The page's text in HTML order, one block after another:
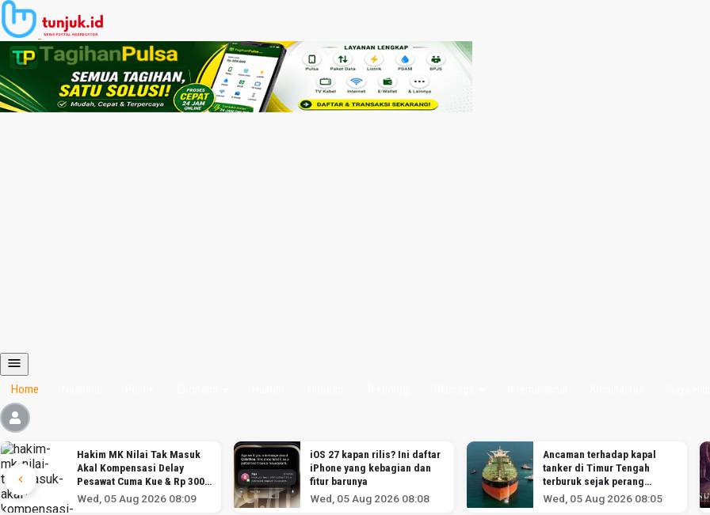
Home
Hakim MK Nilai Tak Masuk
Akal Kompensasi Delay
Pesawat Cuma Kue & Rp 300
Ribu
Wed, 05 Aug 2026 08:09
iOS 27 kapan rilis? Ini daftar
iPhone yang kebagian dan
fitur barunya
Wed, 05 Aug 2026 08:08
Ancaman terhadap kapal
tanker di Timur Tengah
terburuk sejak perang
melawan Iran dimulai,
menurut analis
Wed, 05 Aug 2026 08:05